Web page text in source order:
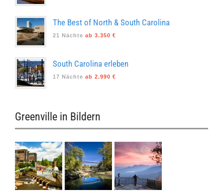
The Best of North & South Carolina
21 Nächte ab 3.350 €
South Carolina erleben
17 Nächte ab 2.990 €
Greenville in Bildern